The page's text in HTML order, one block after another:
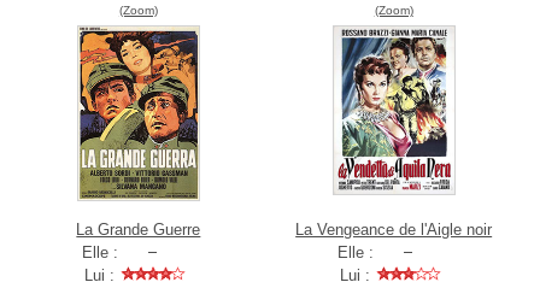
(Zoom)
La Grande Guerre
Elle :
Lui :
(Zoom)
La Vengeance de l'Aigle noir
Elle :
Lui :